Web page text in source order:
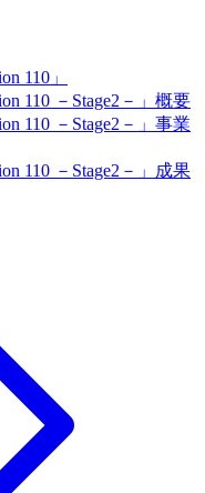
110」
110 －Stage2－」概要
110 －Stage2－」事業
110 －Stage2－」成果